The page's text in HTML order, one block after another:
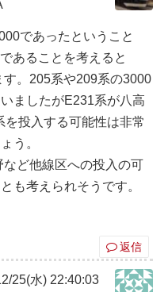
であったということ
あることを考えると
。205系や209系の3000
ましたがE231系が八高
投入する可能性は非常
う。
ど他線区への投入の可
も考えられそうです。
返信
25(水) 22:40:03